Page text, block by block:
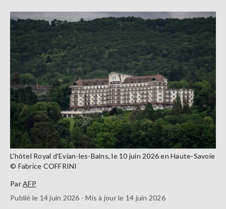
L'hôtel Royal d'Evian-les-Bains, le 10 juin 2026 en Haute-Savoie
© Fabrice COFFRINI
ParAFP
Publié le 14 juin 2026 - Mis à jour le 14 juin 2026